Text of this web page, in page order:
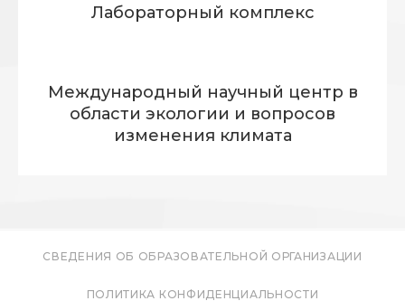
Лабораторный комплекс
Международный научный центр в
области экологии и вопросов
изменения климата
СВЕДЕНИЯ ОБ ОБРАЗОВАТЕЛЬНОЙ ОРГАНИЗАЦИИ
ПОЛИТИКА КОНФИДЕНЦИАЛЬНОСТИ